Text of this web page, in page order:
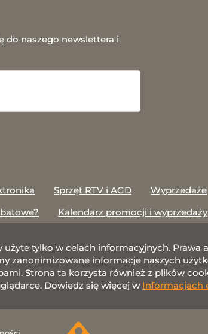
do naszego newslettera i
Sprzęt RTV i AGD Wyprzedaże
Kalendarz promocji i wyprzedaży
użyte tylko w celach informacyjnych.
zanonimizowane informacje naszych
Strona ta korzysta również z plików
Dowiedz się więcej w Informacjach